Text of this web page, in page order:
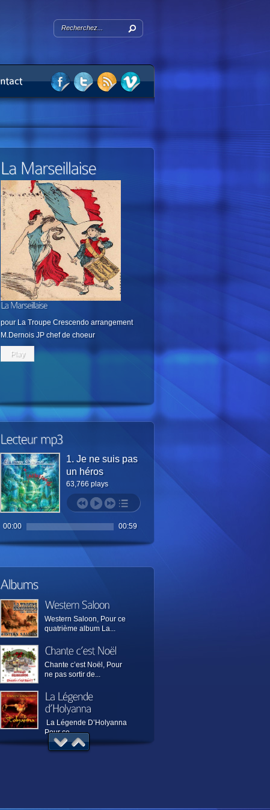
pour La Troupe Crescendo arrangement
M.Dernois JP chef de choeur
Play
1. Je ne suis pas
un héros
63,766 plays
00:00 00:59
Western Saloon, Pour ce
quatrième album La...
Chante c’est Noël, Pour
ne pas sortir de...
La Légende D’Holyanna
Pour ce...